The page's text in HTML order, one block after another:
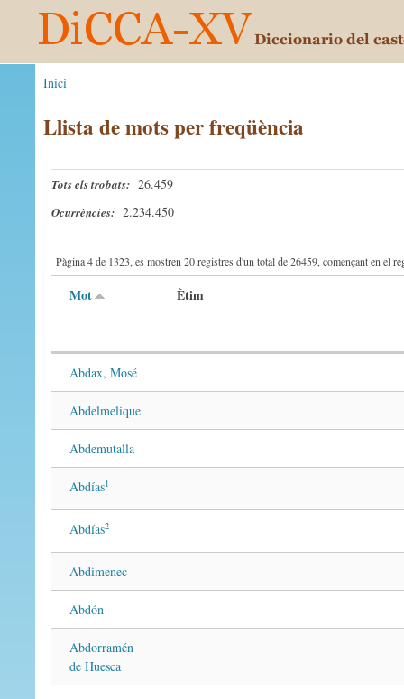
Inici
Llista de mots per freqüència
Tots els trobats: 26.459
Ocurrències: 2.234.450
Pàgina 4 de 1323, es mostren 20 registres d'un total de 26459, començant en el
Mot Ètim
Abdax, Mosé
Abdelmelique
Abdemutalla
Abdías1
Abdías2
Abdimenec
Abdón
Abdorramén
de Huesca